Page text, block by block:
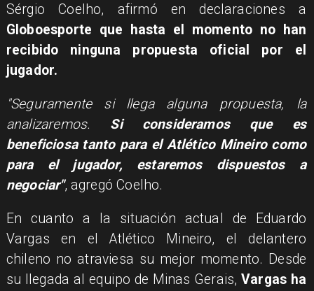
Sérgio Coelho, afirmó en declaraciones a
Globoesporte que hasta el momento no han
recibido ninguna propuesta oficial por el
jugador.
"Seguramente si llega alguna propuesta, la
analizaremos. Si consideramos que es
beneficiosa tanto para el Atlético Mineiro como
para el jugador, estaremos dispuestos a
negociar", agregó Coelho.
En cuanto a la situación actual de Eduardo
Vargas en el Atlético Mineiro, el delantero
chileno no atraviesa su mejor momento. Desde
su llegada al equipo de Minas Gerais, Vargas ha